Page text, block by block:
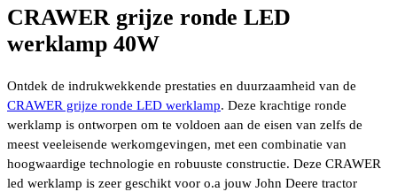
waterdicht
geschikt
voor
Deere
aantal
CRAWER grijze ronde LED
werklamp 40W
Ontdek de indrukwekkende prestaties en duurzaamheid van de
CRAWER grijze ronde LED werklamp. Deze krachtige ronde
werklamp is ontworpen om te voldoen aan de eisen van zelfs de
meest veeleisende werkomgevingen, met een combinatie van
hoogwaardige technologie en robuuste constructie. Deze CRAWER
led werklamp is zeer geschikt voor o.a jouw John Deere tractor